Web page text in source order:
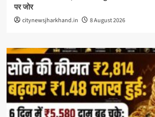
पर जोर
citynewsjharkhand.in 8 August 2026